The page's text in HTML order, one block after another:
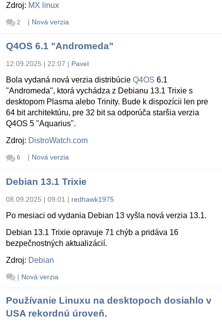
Zdroj: MX linux
2 | Nová verzia
Q4OS 6.1 "Andromeda"
12.09.2025 | 22:07 | Pavel
Bola vydaná nová verzia distribúcie Q4OS 6.1
"Andromeda", ktorá vychádza z Debianu 13.1 Trixie s
desktopom Plasma alebo Trinity. Bude k dispozícii len pre
64 bit architektúru, pre 32 bit sa odporúča staršia verzia
Q4OS 5 "Aquarius".
Zdroj: DistroWatch.com
6 | Nová verzia
Debian 13.1 Trixie
08.09.2025 | 09:01 | redhawk1975
Po mesiaci od vydania Debian 13 vyšla nová verzia 13.1.
Debian 13.1 Trixie opravuje 71 chýb a pridáva 16
bezpečnostných aktualizácií.
Zdroj: Debian
| Nová verzia
Používanie Linuxu na desktopoch dosiahlo v
USA rekordnú úroveň.